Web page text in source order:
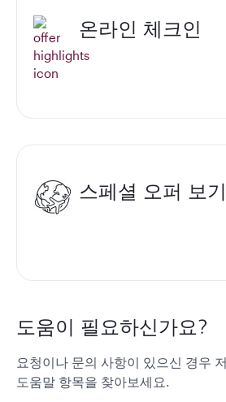
온라인 체크인
스페셜 오퍼 보기
도움이 필요하신가요?
요청이나 문의 사항이 있으신 경우
도움말 항목을 찾아보세요.